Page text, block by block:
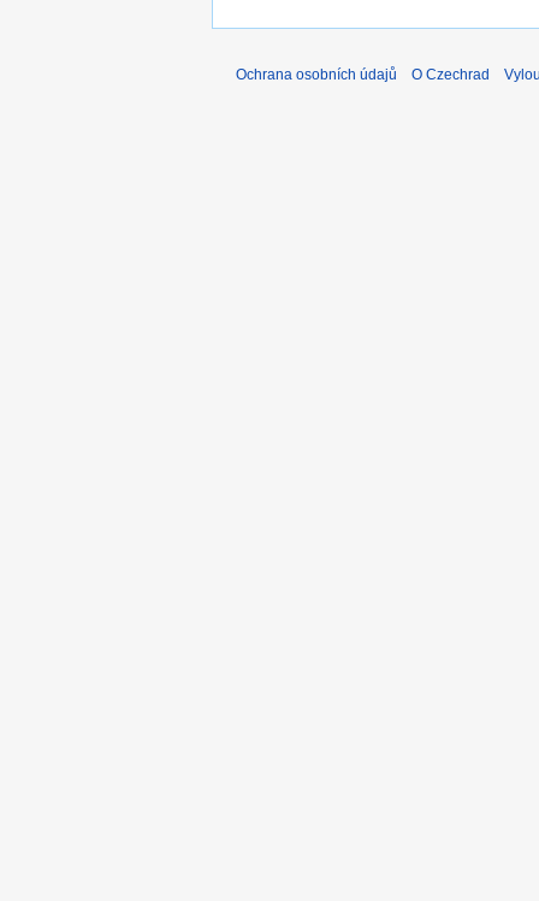
Ochrana osobních údajů O Czechrad